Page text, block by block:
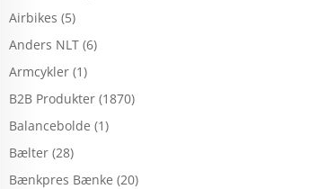
Airbikes (5)
Anders NLT (6)
Armcykler (1)
B2B Produkter (1870)
Balancebolde (1)
Bælter (28)
Bænkpres Bænke (20)